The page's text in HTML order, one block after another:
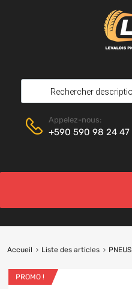
Appelez-nous:
+590 590 98 24 47
Accueil Liste des articles PNEUS
PROMO !